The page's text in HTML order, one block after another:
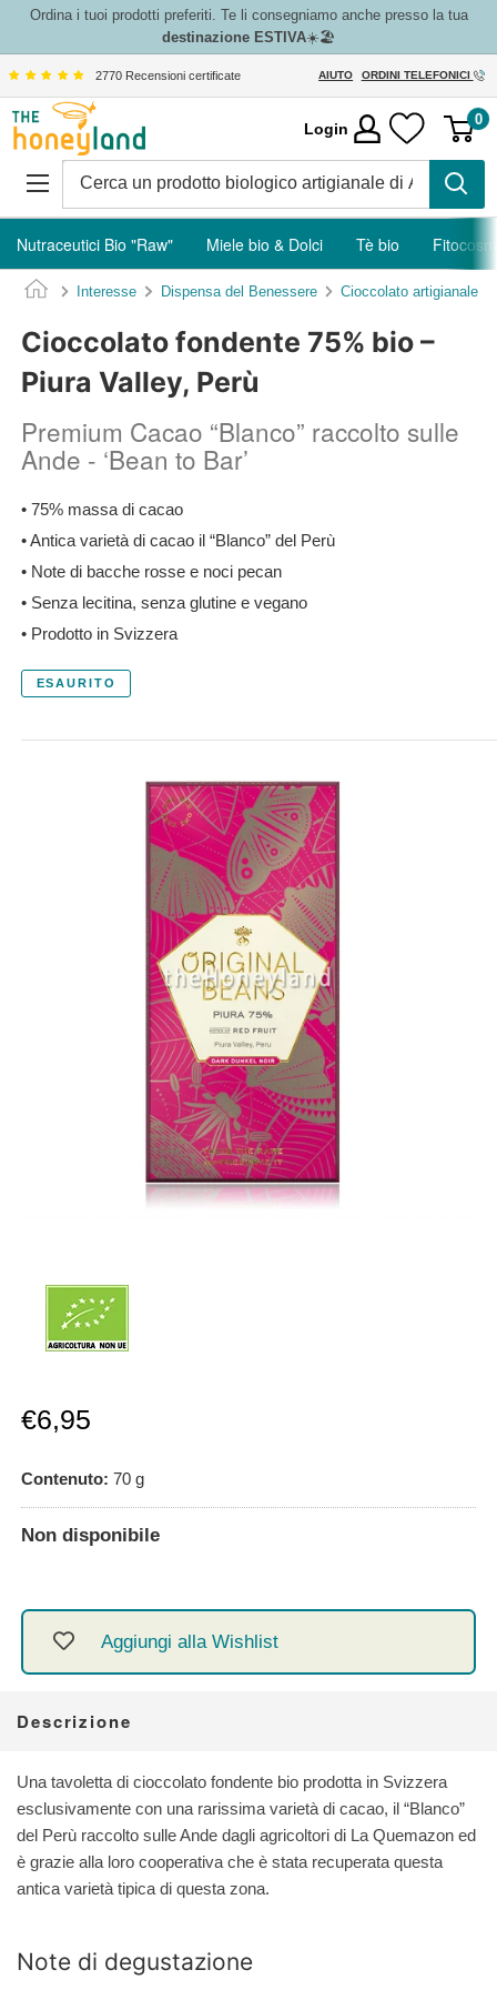
contenuto
Ordina i tuoi prodotti preferiti. Te li consegniamo anche presso la tua
destinazione ESTIVA☀️🏖️
2770 Recensioni certificate AIUTO ORDINI TELEFONICI
The
Honeyland
Login
0
Nutraceutici Bio "Raw" Miele bio & Dolci Tè bio
Interesse Dispensa del Benessere Cioccolato artigianale
Cioccolato fondente 75% bio –
Piura Valley, Perù
Premium Cacao “Blanco” raccolto sulle
Ande - ‘Bean to Bar’
• 75% massa di cacao
• Antica varietà di cacao il “Blanco” del Perù
• Note di bacche rosse e noci pecan
• Senza lecitina, senza glutine e vegano
• Prodotto in Svizzera
ESAURITO
Prezzo
€6,95
Contenuto: 70 g
Non disponibile
Aggiungi alla Wishlist
Descrizione
Una tavoletta di cioccolato fondente bio prodotta in Svizzera
esclusivamente con una rarissima varietà di cacao, il “Blanco”
del Perù raccolto sulle Ande dagli agricoltori di La Quemazon ed
è grazie alla loro cooperativa che è stata recuperata questa
antica varietà tipica di questa zona.
Note di degustazione